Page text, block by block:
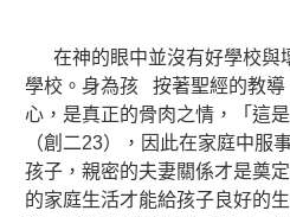
在神的眼中並沒有好學校與
學校。身為孩 按著聖經的教導
心，是真正的骨肉之情，「這
（創二23），因此在家庭中服
孩子，親密的夫妻關係才是奠
的家庭生活才能給孩子良好的